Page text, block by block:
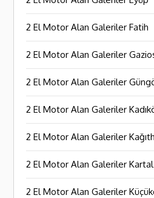
2 El Motor Alan Galeriler Fatih
2 El Motor Alan Galeriler
2 El Motor Alan Galeriler
2 El Motor Alan Galeriler
2 El Motor Alan Galeriler
2 El Motor Alan Galeriler Kartal
2 El Motor Alan Galeriler